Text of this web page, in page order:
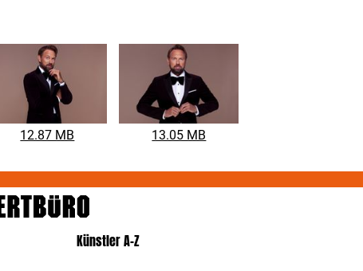
Begegnungen zu sprechen. Ich nehme euch mit auf eine ganz
besondere Reise durch die spektakulärsten Stunts,
dramatischsten Filmwendungen, überraschenden Höhepunkte
der Film - und Serienwelt. Ich werde Geschichten auspacken, die
ich bisher noch nicht erzählt habe und natürlich entlocke ich
meinen Gästen wieder ihre besten Stories. Ich freue mich
12.87 MB 13.05 MB
Künstler A-Z